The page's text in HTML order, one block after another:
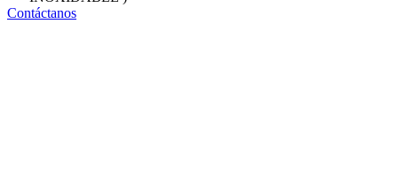
Contáctanos